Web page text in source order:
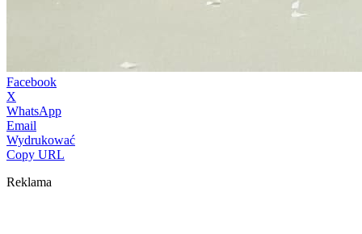
Facebook
X
WhatsApp
Email
Wydrukować
Copy URL
Reklama